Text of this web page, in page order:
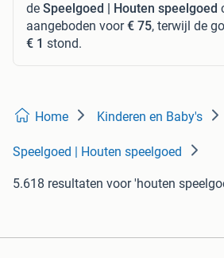
de Speelgoed | Houten speelgoed
aangeboden voor€ 75, terwijl de
€ 1 stond.
Home Kinderen en Baby's
Speelgoed | Houten speelgoed
5.618 resultaten voor 'houten